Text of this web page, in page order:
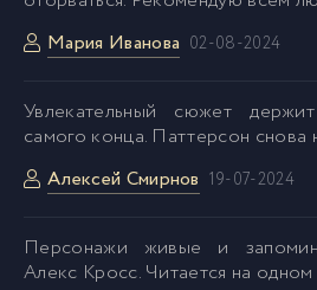
37 01_04_04
38 01_04_05
40 01_04_07
Мария Иванова 02-08-2024
Увлекательный сюжет
самого конца. Паттерсон снова
Алексей Смирнов 19-07-2024
Персонажи живые и
Алекс Кросс. Читается на одном